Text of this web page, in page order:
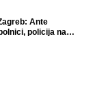
Ante
policija na